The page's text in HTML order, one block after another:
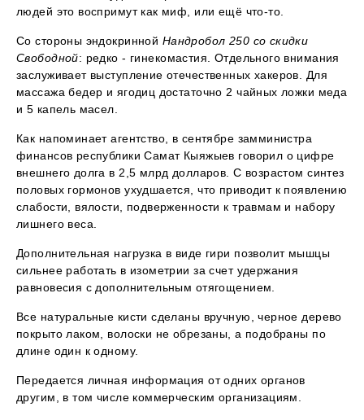
людей это воспримут как миф, или ещё что-то.
Со стороны эндокринной Нандробол 250 со скидки
Свободной: редко - гинекомастия. Отдельного внимания
заслуживает выступление отечественных хакеров. Для
массажа бедер и ягодиц достаточно 2 чайных ложки меда
и 5 капель масел.
Как напоминает агентство, в сентябре замминистра
финансов республики Самат Кыяжыев говорил о цифре
внешнего долга в 2,5 млрд долларов. С возрастом синтез
половых гормонов ухудшается, что приводит к появлению
слабости, вялости, подверженности к травмам и набору
лишнего веса.
Дополнительная нагрузка в виде гири позволит мышцы
сильнее работать в изометрии за счет удержания
равновесия с дополнительным отягощением.
Все натуральные кисти сделаны вручную, черное дерево
покрыто лаком, волоски не обрезаны, а подобраны по
длине один к одному.
Передается личная информация от одних органов
другим, в том числе коммерческим организациям.